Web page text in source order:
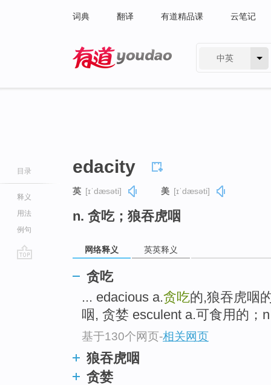
词典 翻译 有道精品课 云笔记
中英
目录
释义
用法
例句
edacity
英 [ɪˈdæsəti] 美 [ɪˈdæsəti]
n. 贪吃；狼吞虎咽
网络释义 英英释义
贪吃
... edacious a.贪吃的,狼吞虎咽
咽, 贪婪 esculent a.可食用的；
基于130个网页-相关网页
狼吞虎咽
贪婪